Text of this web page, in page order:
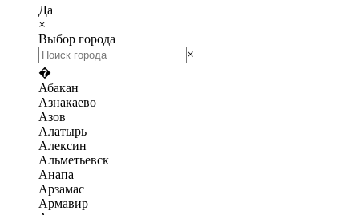
Да
×
Выбор города
×
�
Абакан
Азнакаево
Азов
Алатырь
Алексин
Альметьевск
Анапа
Арзамас
Армавир